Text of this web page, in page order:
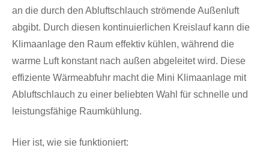
an die durch den Abluftschlauch strömende Außenluft
abgibt. Durch diesen kontinuierlichen Kreislauf kann die
Klimaanlage den Raum effektiv kühlen, während die
warme Luft konstant nach außen abgeleitet wird. Diese
effiziente Wärmeabfuhr macht die Mini Klimaanlage mit
Abluftschlauch zu einer beliebten Wahl für schnelle und
leistungsfähige Raumkühlung.
Hier ist, wie sie funktioniert: